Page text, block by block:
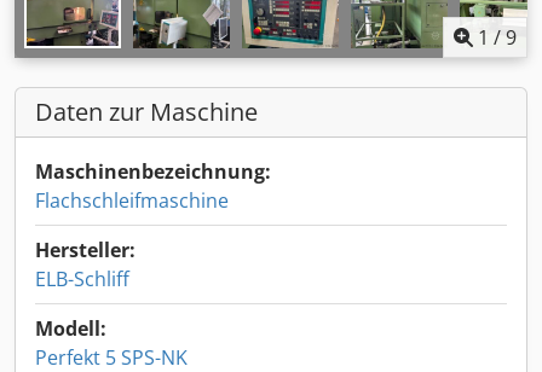
1 /9
Daten zur Maschine
Maschinenbezeichnung:
Flachschleifmaschine
Hersteller:
ELB-Schliff
Modell:
Perfekt 5 SPS-NK